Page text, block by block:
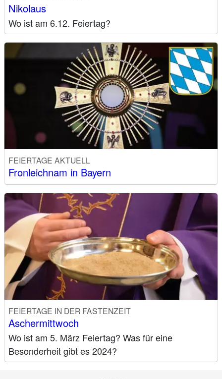
Nikolaus
Wo ist am 6.12. Feiertag?
FEIERTAGE AKTUELL
Fronleichnam in Bayern
FEIERTAGE IN DER FASTENZEIT
Aschermittwoch
Wo ist am 5. März Feiertag? Was für eine
Besonderheit gibt es 2024?